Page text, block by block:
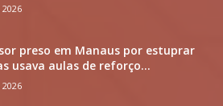
preso em Manaus por estuprar
usava aulas de reforço...